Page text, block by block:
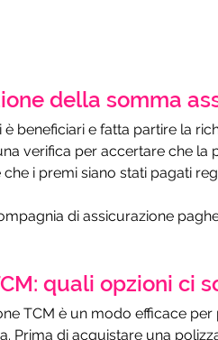
della somma
beneficiari e fatta partire la
verifica per accertare che la
i premi siano stati pagati
di assicurazione
quali opzioni ci
TCM è un modo efficace
Prima di acquistare una